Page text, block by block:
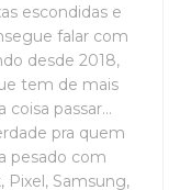
escondidas e
falar com
desde 2018,
tem de mais
passar…
pra quem
pesado com
Samsung,